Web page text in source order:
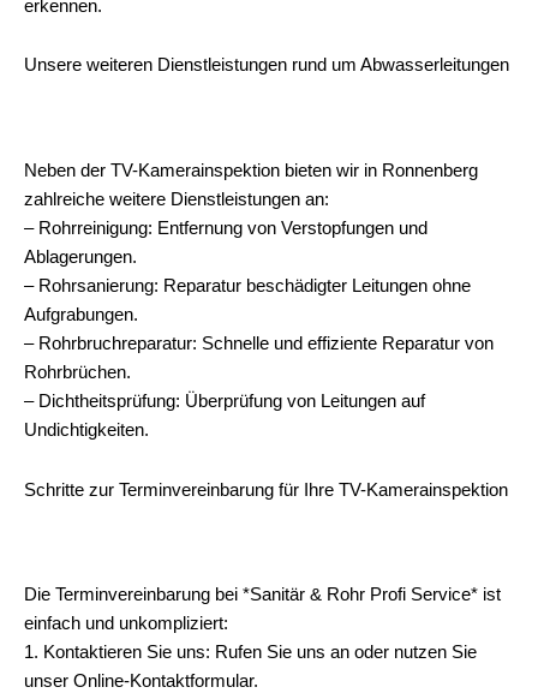
erkennen.
Unsere weiteren Dienstleistungen rund um Abwasserleitungen
Neben der TV-Kamerainspektion bieten wir in Ronnenberg
zahlreiche weitere Dienstleistungen an:
– Rohrreinigung: Entfernung von Verstopfungen und
Ablagerungen.
– Rohrsanierung: Reparatur beschädigter Leitungen ohne
Aufgrabungen.
– Rohrbruchreparatur: Schnelle und effiziente Reparatur von
Rohrbrüchen.
– Dichtheitsprüfung: Überprüfung von Leitungen auf
Undichtigkeiten.
Schritte zur Terminvereinbarung für Ihre TV-Kamerainspektion
Die Terminvereinbarung bei *Sanitär & Rohr Profi Service* ist
einfach und unkompliziert:
1. Kontaktieren Sie uns: Rufen Sie uns an oder nutzen Sie
unser Online-Kontaktformular.